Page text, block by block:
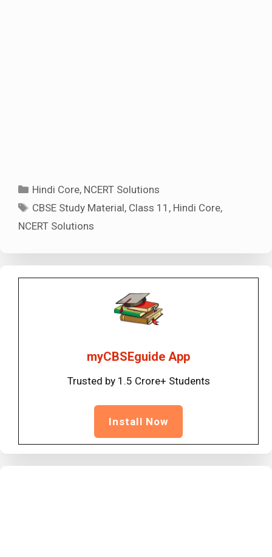
Categories
Hindi Core, NCERT Solutions
Tags
CBSE Study Material, Class 11 , Hindi Core,
NCERT Solutions
myCBSEguide App
Trusted by 1.5 Crore+ Students
Install Now